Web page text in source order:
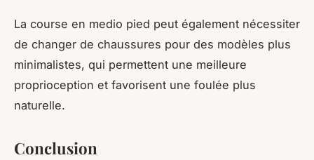
La course en medio pied peut également nécessiter
de changer de chaussures pour des modèles plus
minimalistes, qui permettent une meilleure
proprioception et favorisent une foulée plus
naturelle.
Conclusion